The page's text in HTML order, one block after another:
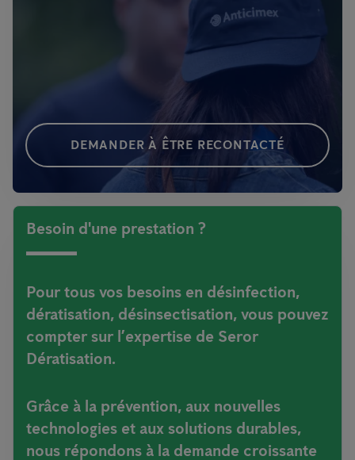
DEMANDER À ÊTRE RECONTACTÉ
Besoin d'une prestation ?
Pour tous vos besoins en désinfection,
dératisation, désinsectisation, vous pouvez
compter sur l’expertise de Seror
Dératisation.
Grâce à la prévention, aux nouvelles
technologies et aux solutions durables,
nous répondons à la demande croissante